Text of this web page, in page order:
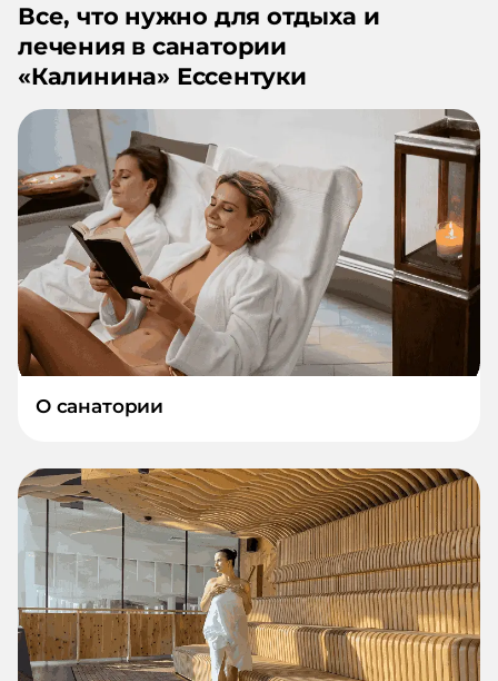
Все, что нужно для отдыха и
лечения в санатории
«Калинина» Ессентуки
О санатории